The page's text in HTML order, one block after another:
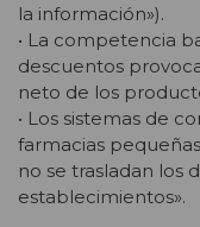
la información»).
• La competencia
descuentos
neto de los
• Los sistemas de
farmacias
no se trasladan los
establecimientos».